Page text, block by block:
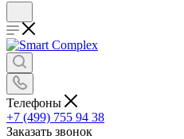
Телефоны
+7 (499) 755 94 38
Заказать звонок